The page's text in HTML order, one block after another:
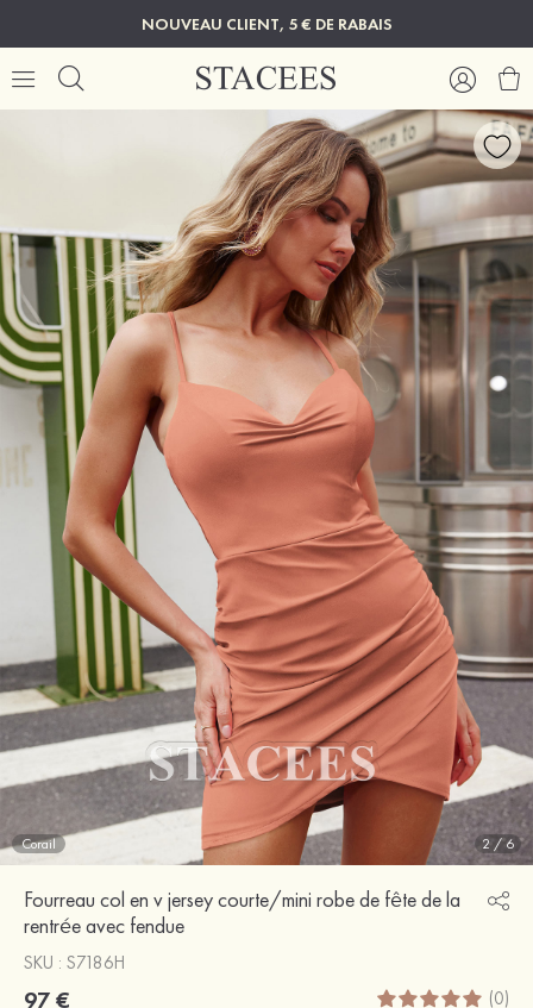
NOUVEAU CLIENT, 5 € DE RABAIS
Corail 2/6
Fourreau col en v jersey courte/mini robe de fête de la
rentrée avec fendue
SKU : S7186H
97 € (0)